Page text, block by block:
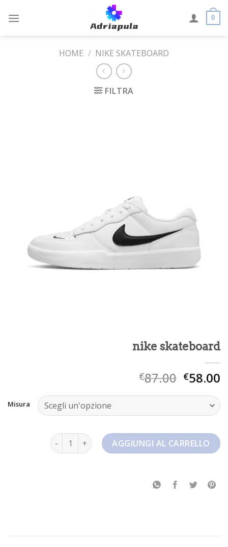
0
HOME / NIKE SKATEBOARD
FILTRA
nike skateboard
€87.00 €58.00
Misura
nike skateboard quantitàAGGIUNGI AL CARRELLO